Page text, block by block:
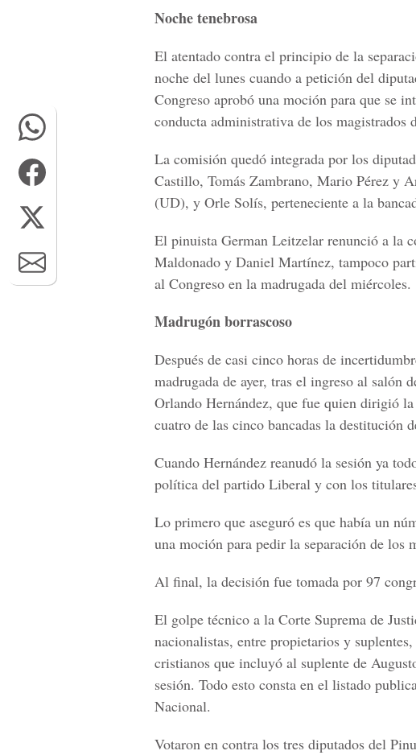
Noche tenebrosa
El atentado contra el principio de la
noche del lunes cuando a petición del
Congreso aprobó una moción para que se
conducta administrativa de los magistrados
La comisión quedó integrada por los
Castillo, Tomás Zambrano, Mario Pérez y
(UD), y Orle Solís, perteneciente a la
El pinuista German Leitzelar renunció a la
Maldonado y Daniel Martínez, tampoco
al Congreso en la madrugada del miércoles.
Madrugón borrascoso
Después de casi cinco horas de
madrugada de ayer, tras el ingreso al salón
Orlando Hernández, que fue quien dirigió
cuatro de las cinco bancadas la destitución
Cuando Hernández reanudó la sesión ya
política del partido Liberal y con los
Lo primero que aseguró es que había un
una moción para pedir la separación de los
Al final, la decisión fue tomada por 97
El golpe técnico a la Corte Suprema de
nacionalistas, entre propietarios y
cristianos que incluyó al suplente de
sesión. Todo esto consta en el listado
Nacional.
Votaron en contra los tres diputados del